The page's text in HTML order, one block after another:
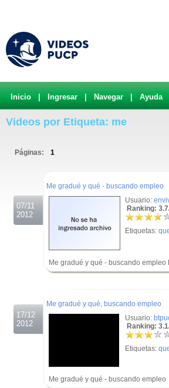
Inicio Ingresar Navegar Ayuda
Videos por Etiqueta: me
Páginas: 1
07/11
2012
Me gradué y qué - buscando empleo
Usuario:
Ranking: 3.7
Etiquetas:
Me gradué y qué - buscando empleo
17/12
2012
Me gradué y qué, buscando empleo
Usuario:
Ranking: 3.1
Etiquetas:
Me gradué y qué - buscando empleo